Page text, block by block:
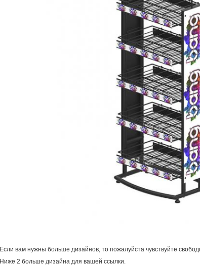
Если вам нужны больше дизайнов, то пожалуйста чувствуйте
Ниже 2 больше дизайна для вашей ссылки.